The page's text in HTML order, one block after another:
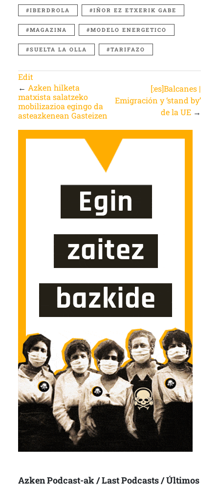
IBERDROLA IÑOR EZ ETXERIK GABE
MAGAZINA MODELO ENERGETICO
SUELTA LA OLLA TARIFAZO
Edit
← Azken hilketa
matxista salatzeko
mobilizazioa egingo da
asteazkenean Gasteizen
[:es]Balcanes |
Emigración y ‘stand by’
de la UE →
Azken Podcast-ak / Last Podcasts / Últimos